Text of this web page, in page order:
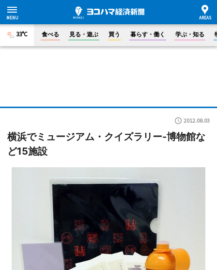
33°C 食べる 見る・遊ぶ 買う 暮らす・働く 学ぶ・知る
2012.08.03
横浜でミュージアム・クイズラリー-博物館な
ど15施設